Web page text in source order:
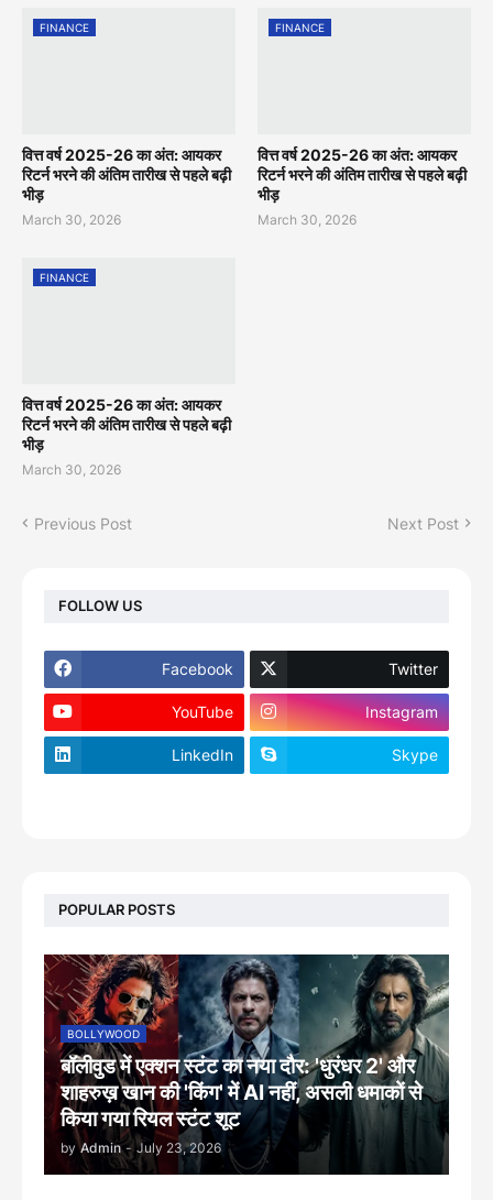
FINANCE
वित्त वर्ष 2025-26 का अंत: आयकर
रिटर्न भरने की अंतिम तारीख से पहले बढ़ी
भीड़
March 30, 2026
FINANCE
वित्त वर्ष 2025-26 का अंत: आयकर
रिटर्न भरने की अंतिम तारीख से पहले बढ़ी
भीड़
March 30, 2026
FINANCE
वित्त वर्ष 2025-26 का अंत: आयकर
रिटर्न भरने की अंतिम तारीख से पहले बढ़ी
भीड़
March 30, 2026
Previous Post Next Post
FOLLOW US
Facebook Twitter
YouTube Instagram
LinkedIn Skype
POPULAR POSTS
BOLLYWOOD
बॉलीवुड में एक्शन स्टंट का नया दौर: 'धुरंधर 2' और
शाहरुख़ खान की 'किंग' में AI नहीं, असली धमाकों से
किया गया रियल स्टंट शूट
by Admin - July 23, 2026